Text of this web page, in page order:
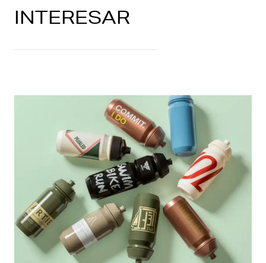
INTERESAR